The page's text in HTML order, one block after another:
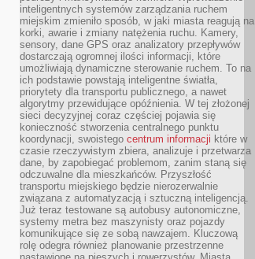
inteligentnych systemów zarządzania ruchem
miejskim zmieniło sposób, w jaki miasta reagują na
korki, awarie i zmiany natężenia ruchu. Kamery,
sensory, dane GPS oraz analizatory przepływów
dostarczają ogromnej ilości informacji, które
umożliwiają dynamiczne sterowanie ruchem. To na
ich podstawie powstają inteligentne światła,
priorytety dla transportu publicznego, a nawet
algorytmy przewidujące opóźnienia. W tej złożonej
sieci decyzyjnej coraz częściej pojawia się
konieczność stworzenia centralnego punktu
koordynacji, swoistego centrum informacji które w
czasie rzeczywistym zbiera, analizuje i przetwarza
dane, by zapobiegać problemom, zanim staną się
odczuwalne dla mieszkańców. Przyszłość
transportu miejskiego będzie nierozerwalnie
związana z automatyzacją i sztuczną inteligencją.
Już teraz testowane są autobusy autonomiczne,
systemy metra bez maszynisty oraz pojazdy
komunikujące się ze sobą nawzajem. Kluczową
rolę odegra również planowanie przestrzenne